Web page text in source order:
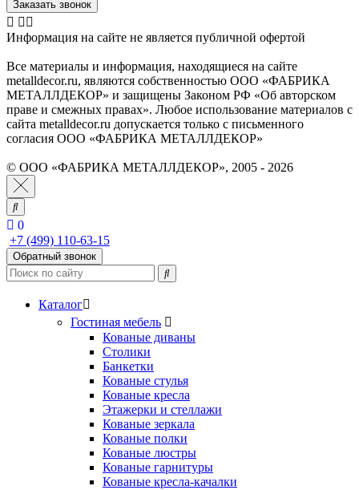
Заказать звонок
Информация на сайте не является публичной офертой
Все материалы и информация, находящиеся на сайте
metalldecor.ru, являются собственностью ООО «ФАБРИКА
МЕТАЛЛДЕКОР» и защищены Законом РФ «Об авторском
праве и смежных правах». Любое использование материалов с
сайта metalldecor.ru допускается только с письменного
согласия ООО «ФАБРИКА МЕТАЛЛДЕКОР»
© ООО «ФАБРИКА МЕТАЛЛДЕКОР», 2005 - 2026
0
+7 (499) 110-63-15
Обратный звонок
Каталог
Гостиная мебель
Кованые диваны
Столики
Банкетки
Кованые стулья
Кованые кресла
Этажерки и стеллажи
Кованые зеркала
Кованые полки
Кованые люстры
Кованые гарнитуры
Кованые кресла-качалки